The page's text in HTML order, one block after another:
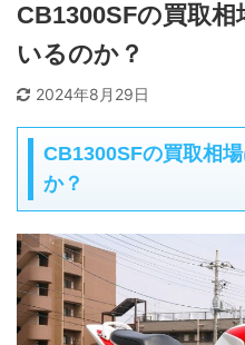
CB1300SFの買取
いるのか？
2024年8月29日
CB1300SFの買取相
か？